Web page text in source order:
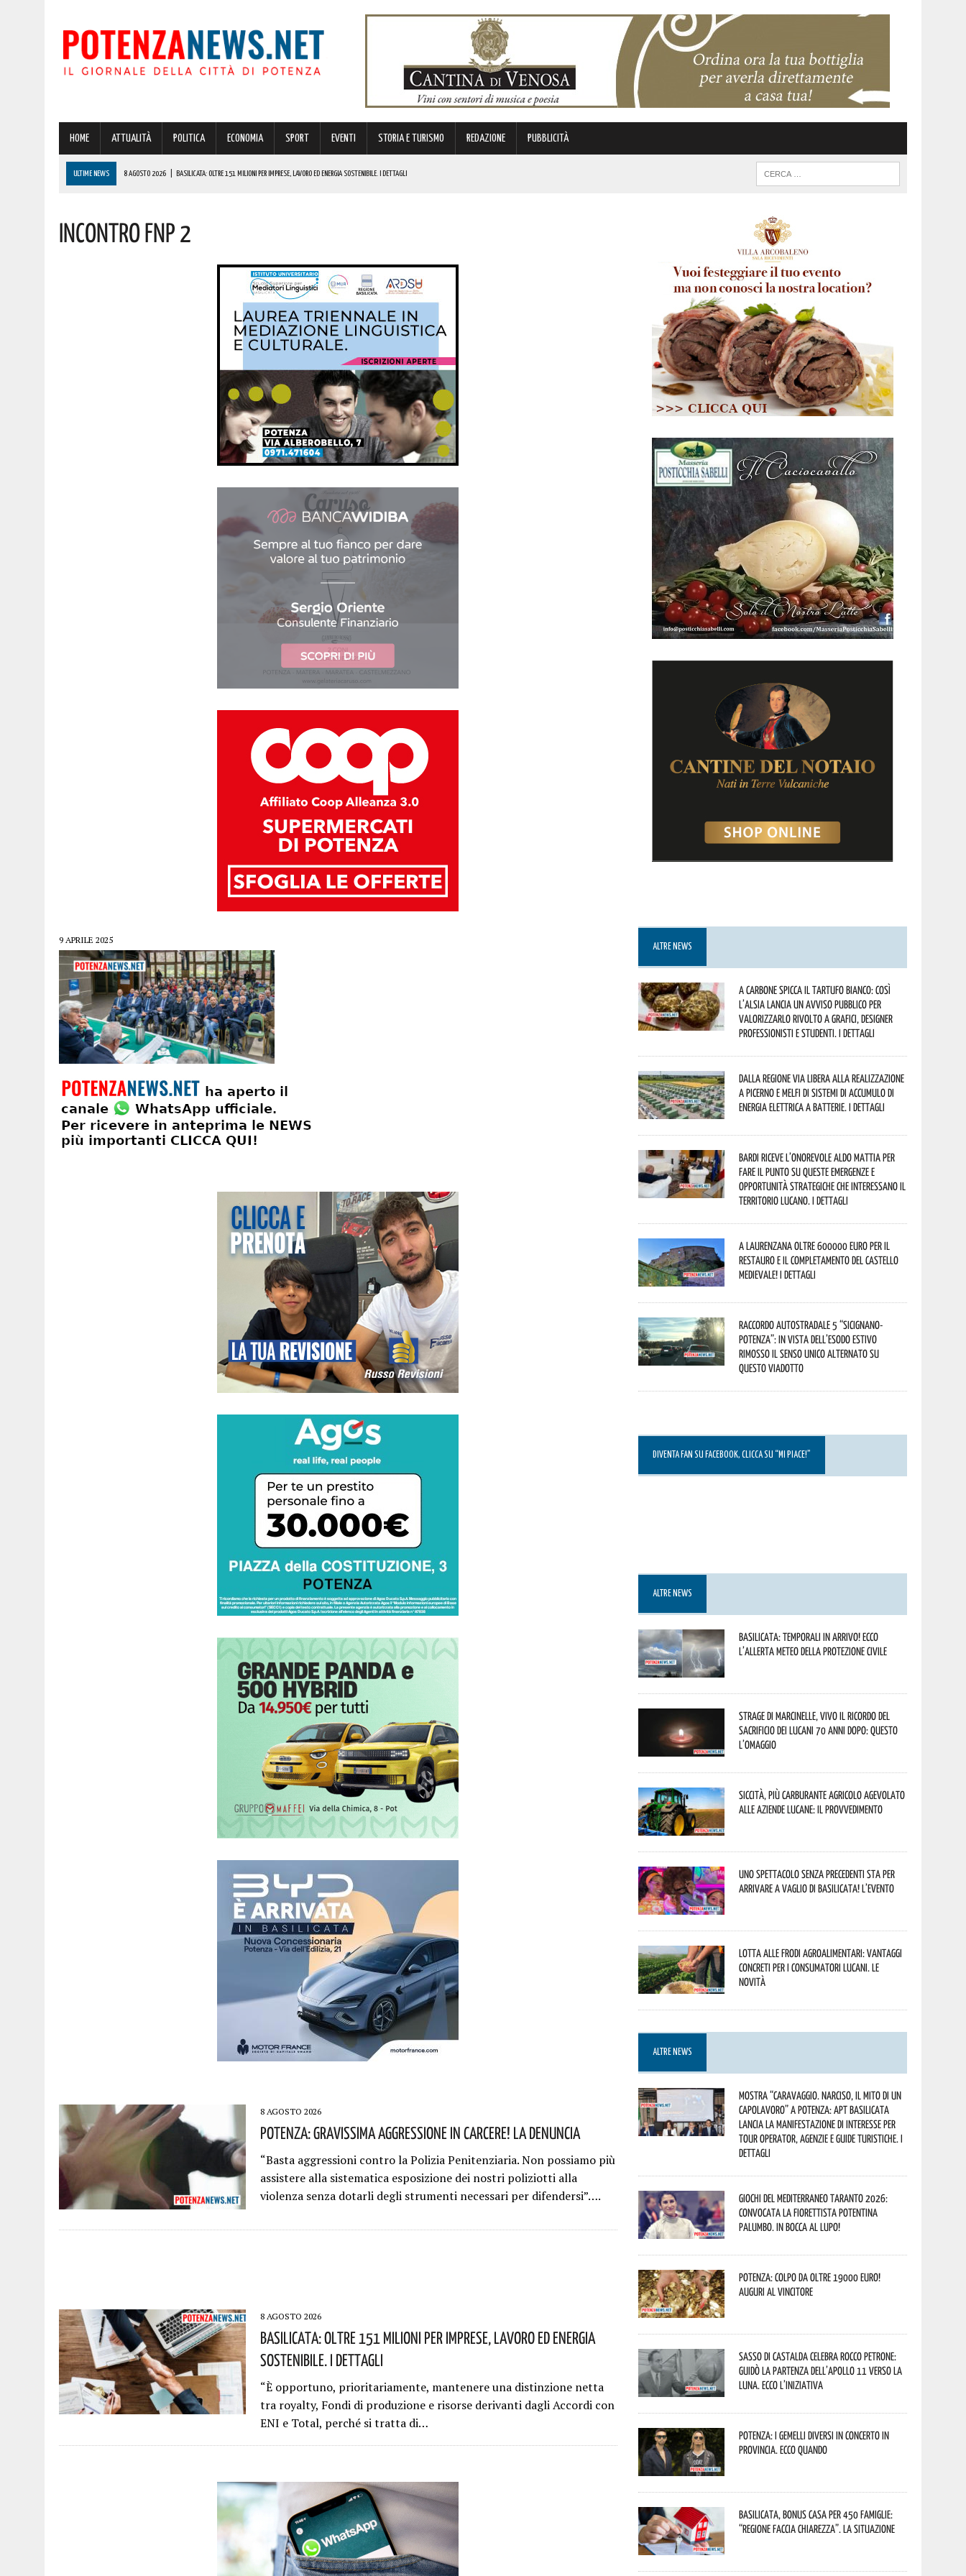
HOME ATTUALITÀ POLITICA ECONOMIA SPORT EVENTI STORIA E TURISMO REDAZIONE PUBBLICITÀ
ULTIME NEWS 8 AGOSTO 2026 BASILICATA: OLTRE 151 MILIONI PER IMPRESE, LAVORO ED ENERGIA SOSTENIBILE. I DETTAGLI
8 AGOSTO 2026 | POTENZA: CLEMENTINO PORTA L’ENERGIA DI “GRANDE ANIMA” IN PROVINCIA. IL CONCERTO AD INGRESSO GRATUITO
POTENZA: GRAVISSIMA AGGRESSIONE IN CARCERE! LA DENUNCIA
Incontro Fnp 2
9 APRILE 2025
8 AGOSTO 2026
Potenza: Gravissima Aggressione In Carcere! La Denuncia
“Basta aggressioni contro la Polizia Penitenziaria. Non possiamo più
assistere alla sistematica esposizione dei nostri poliziotti alla
violenza senza dotarli degli strumenti necessari per difendersi”….
8 AGOSTO 2026
Basilicata: Oltre 151 Milioni Per Imprese, Lavoro Ed Energia
Sostenibile. I Dettagli
“È opportuno, prioritariamente, mantenere una distinzione netta
tra royalty, Fondi di produzione e risorse derivanti dagli Accordi con
ENI e Total, perché si tratta di…
ALTRE NEWS
A Carbone spicca il tartufo bianco: così
l’Alsia lancia un avviso pubblico per
valorizzarlo rivolto a grafici, designer
professionisti e studenti. I dettagli
Dalla Regione via libera alla realizzazione
a Picerno e Melfi di sistemi di accumulo di
energia elettrica a batterie. I dettagli
Bardi riceve l’onorevole Aldo Mattia per
fare il punto su queste emergenze e
opportunità strategiche che interessano il
territorio lucano. I dettagli
A Laurenzana oltre 600000 euro per il
restauro e il completamento del Castello
Medievale! I dettagli
Raccordo Autostradale 5 “Sicignano-
Potenza”: in vista dell’esodo estivo
rimosso il senso unico alternato su
questo viadotto
DIVENTA FAN SU FACEBOOK, CLICCA SU “MI PIACE!”
ALTRE NEWS
Basilicata: temporali in arrivo! Ecco
l’allerta meteo della Protezione civile
Strage di Marcinelle, vivo il ricordo del
sacrificio dei lucani 70 anni dopo: questo
l’omaggio
Siccità, più carburante agricolo agevolato
alle aziende lucane: il provvedimento
Uno spettacolo senza precedenti sta per
arrivare a Vaglio di Basilicata! L’evento
Lotta alle frodi agroalimentari: vantaggi
concreti per i consumatori lucani. Le
novità
ALTRE NEWS
Mostra “Caravaggio. Narciso, il mito di un
capolavoro” a Potenza: APT Basilicata
lancia la manifestazione di interesse per
Tour Operator, Agenzie e Guide Turistiche. I
dettagli
Giochi del Mediterraneo Taranto 2026:
convocata la fiorettista potentina
Palumbo. In bocca al lupo!
Potenza: colpo da oltre 19000 Euro!
Auguri al vincitore
Sasso di Castalda celebra Rocco Petrone:
guidò la partenza dell’Apollo 11 verso la
Luna. Ecco l’iniziativa
Potenza: i Gemelli DiVersi in concerto in
provincia. Ecco quando
Basilicata, Bonus casa per 450 famiglie:
“Regione faccia chiarezza”. La situazione